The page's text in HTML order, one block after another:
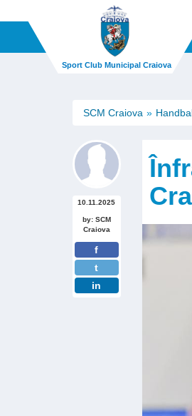
Sport Club Municipal Craiova
SCM Craiova
10.11.2025
by: SCM
Craiova
f
t
in